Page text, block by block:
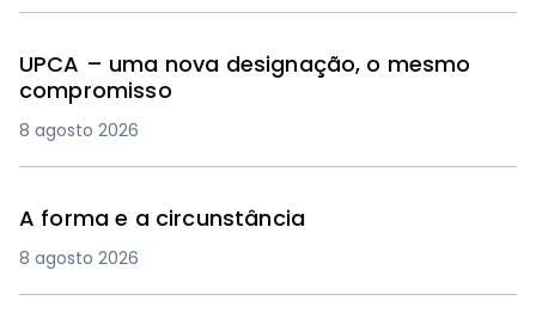
UPCA – uma nova designação, o mesmo
compromisso
8 agosto 2026
A forma e a circunstância
8 agosto 2026